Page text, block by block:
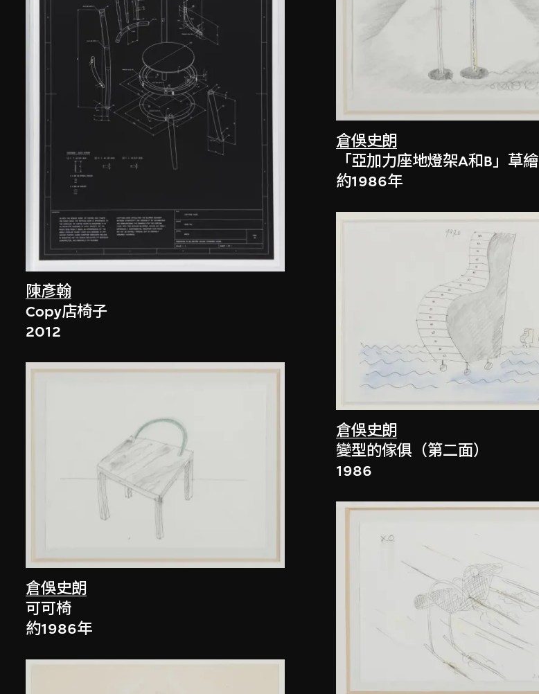
陳彥翰
Copy店椅子
2012
倉俁史朗
可可椅
約1986年
倉俁史朗
「亞加力座地燈架A和B」草繪
約1986年
倉俁史朗
變型的傢俱（第二面）
1986